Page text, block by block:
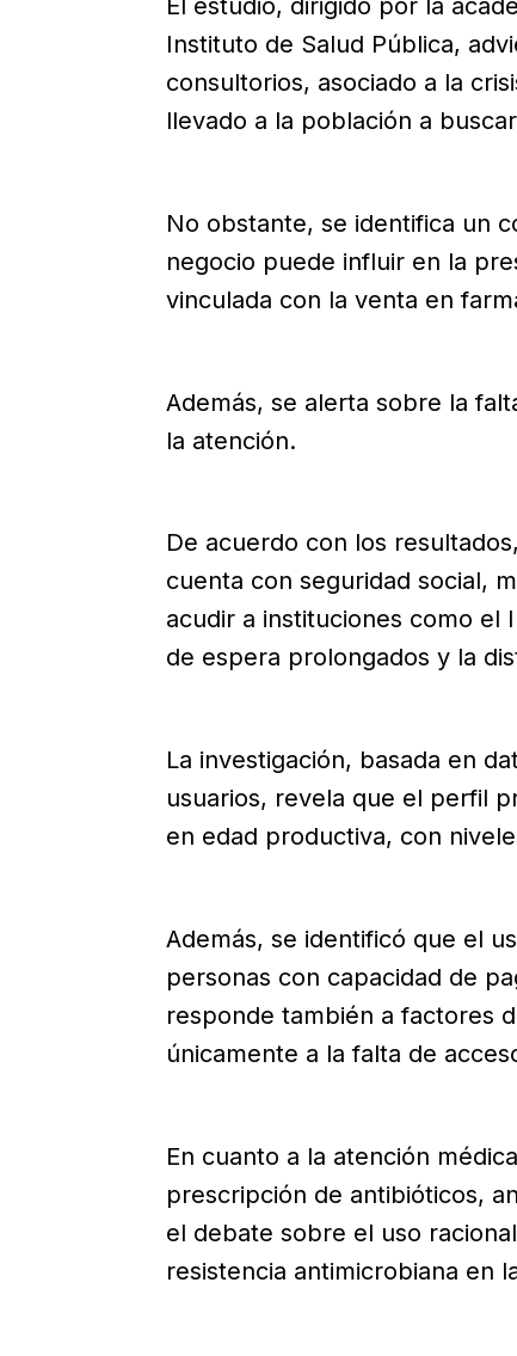
El estudio, dirigido por la
Instituto de Salud Pública,
consultorios, asociado a la
llevado a la población a
No obstante, se identifica un
negocio puede influir en la
vinculada con la venta en
Además, se alerta sobre la
la atención.
De acuerdo con los
cuenta con seguridad social,
acudir a instituciones como el
de espera prolongados y la
La investigación, basada en
usuarios, revela que el perfil
en edad productiva, con
Además, se identificó que el
personas con capacidad de
responde también a factores
únicamente a la falta de
En cuanto a la atención
prescripción de antibióticos,
el debate sobre el uso
resistencia antimicrobiana en